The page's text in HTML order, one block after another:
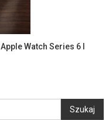
Watch Series 6 I
Szukaj